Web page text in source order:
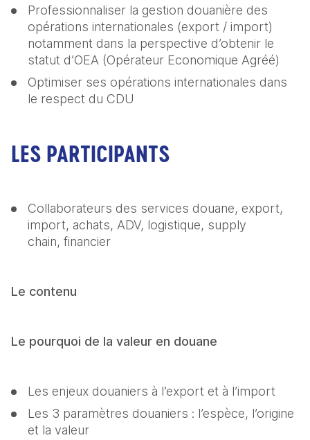
Professionnaliser la gestion douanière des
opérations internationales (export / import)
notamment dans la perspective d’obtenir le
statut d’OEA (Opérateur Economique Agréé)
Optimiser ses opérations internationales dans
le respect du CDU
LES PARTICIPANTS
Collaborateurs des services douane, export,
import, achats, ADV, logistique, supply
chain, financier
Le contenu
Le pourquoi de la valeur en douane
Les enjeux douaniers à l’export et à l’import
Les 3 paramètres douaniers : l’espèce, l’origine
et la valeur